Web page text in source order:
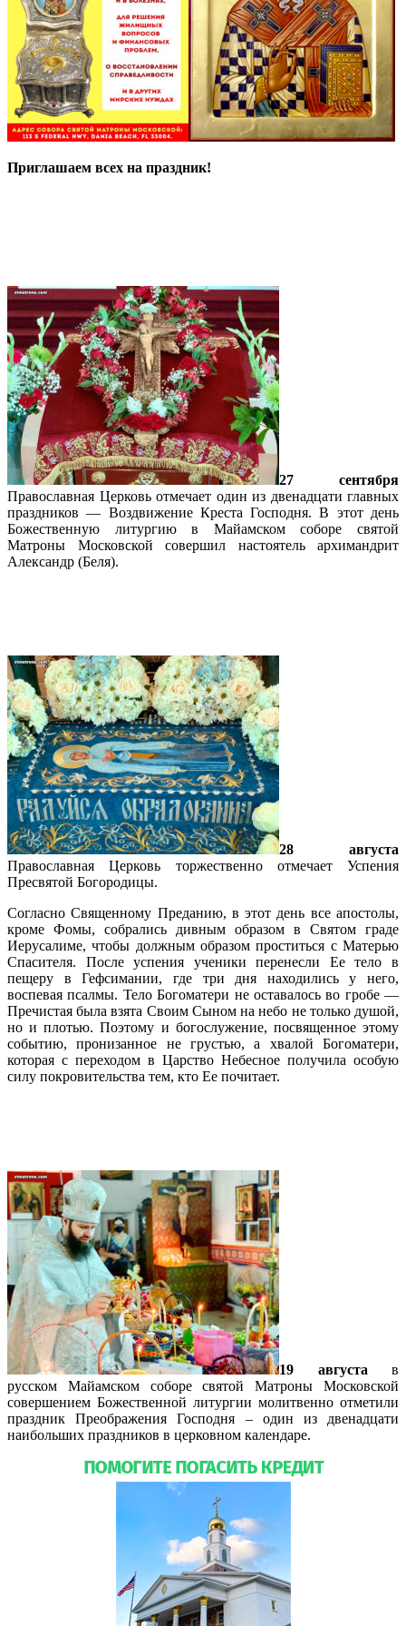
Приглашаем всех на праздник!
27 сентября
Православная Церковь отмечает один из двенадцати главных
праздников — Воздвижение Креста Господня. В этот день
Божественную литургию в Майамском соборе святой
Матроны Московской совершил настоятель архимандрит
Александр (Беля).
28 августа
Православная Церковь торжественно отмечает Успения
Пресвятой Богородицы.
Согласно Священному Преданию, в этот день все апостолы,
кроме Фомы, собрались дивным образом в Святом граде
Иерусалиме, чтобы должным образом проститься с Матерью
Спасителя. После успения ученики перенесли Ее тело в
пещеру в Гефсимании, где три дня находились у него,
воспевая псалмы. Тело Богоматери не оставалось во гробе —
Пречистая была взята Своим Сыном на небо не только душой,
но и плотью. Поэтому и богослужение, посвященное этому
событию, пронизанное не грустью, а хвалой Богоматери,
которая с переходом в Царство Небесное получила особую
силу покровительства тем, кто Ее почитает.
19 августа в
русском Майамском соборе святой Матроны Московской
совершением Божественной литургии молитвенно отметили
праздник Преображения Господня – один из двенадцати
наибольших праздников в церковном календаре.